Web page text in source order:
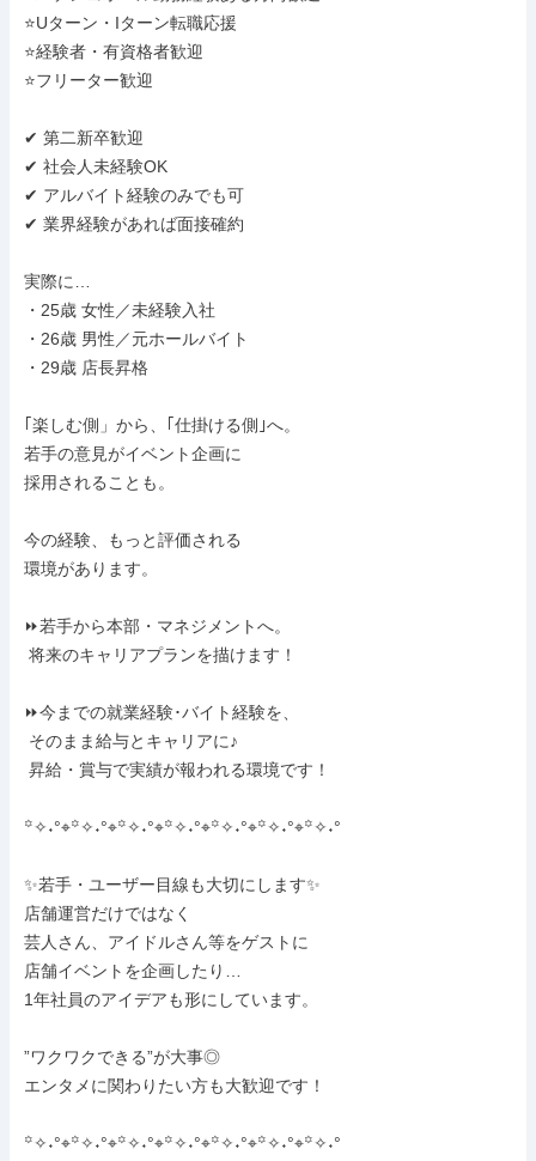
⭐Uターン・Iターン転職応援
⭐経験者・有資格者歓迎
⭐フリーター歓迎
✔ 第二新卒歓迎
✔ 社会人未経験OK
✔ アルバイト経験のみでも可
✔ 業界経験があれば面接確約
実際に…
・25歳 女性／未経験入社
・26歳 男性／元ホールバイト
・29歳 店長昇格
｢楽しむ側」から、｢仕掛ける側｣へ。
若手の意見がイベント企画に
採用されることも。
今の経験、もっと評価される
環境があります。
⏩若手から本部・マネジメントへ。
⏩今までの就業経験･バイト経験を、
꙳✧˖°⌖꙳✧˖°⌖꙳✧˖°⌖꙳✧˖°⌖꙳✧˖°⌖꙳✧˖°⌖꙳✧˖°
✨若手・ユーザー目線も大切にします✨
店舗運営だけではなく
芸人さん、アイドルさん等をゲストに
店舗イベントを企画したり…
1年社員のアイデアも形にしています。
”ワクワクできる”が大事◎
エンタメに関わりたい方も大歓迎です！
꙳✧˖°⌖꙳✧˖°⌖꙳✧˖°⌖꙳✧˖°⌖꙳✧˖°⌖꙳✧˖°⌖꙳✧˖°